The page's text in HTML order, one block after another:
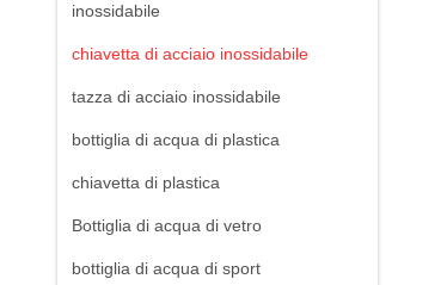
inossidabile
chiavetta di acciaio inossidabile
tazza di acciaio inossidabile
bottiglia di acqua di plastica
chiavetta di plastica
Bottiglia di acqua di vetro
bottiglia di acqua di sport